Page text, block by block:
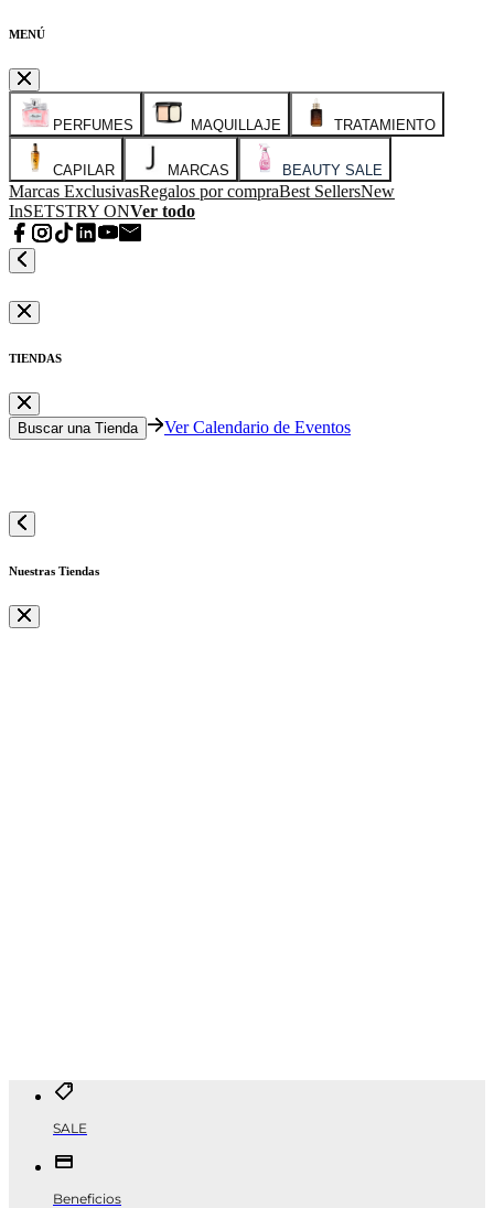
MENÚ
PERFUMES MAQUILLAJE TRATAMIENTO
CAPILAR MARCAS BEAUTY SALE
Marcas ExclusivasRegalos por compraBest SellersNew
InSETSTRY ONVer todo
TIENDAS
Buscar una Tienda Ver Calendario de Eventos
Nuestras Tiendas
SALE
Beneficios